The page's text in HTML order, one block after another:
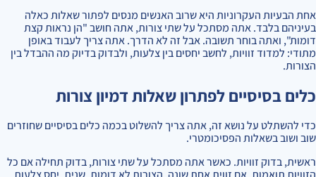
אחת הבעיות העקרוניות היא שרוב האנשים מנסים לפתור שאלות כאלה
בעיניהם בלבד. אתה מסתכל על שתי צורות, אתה חושב "הן נראות קצת
דומות", ואתה בוחר תשובה. אבל זה לא הדרך. אתה צריך לעבוד באופן
מתודי: למדוד זוויות, לחשב יחסים בין צלעות, ולבדוק בדיוק מה ההבדל בין
הצורות.
כלים בסיסיים לפתרון שאלות דמיון צורות
כדי להשתלט על נושא זה, אתה צריך להשלוט בכמה כלים בסיסיים שחוזרים
שוב ושוב בשאלות הפסיכומטרי.
ראשית, בדוק זוויות. כאשר אתה מסתכל על שתי צורות, בדוק תחילה אם כל